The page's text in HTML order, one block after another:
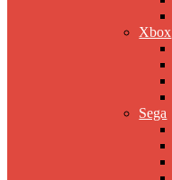
Xbox
Sega